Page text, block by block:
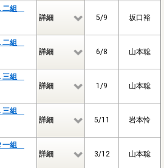
二組
詳細 5/9 坂口裕
二組
詳細 6/8 山本聡
三組
詳細 1/9 山本聡
三組
詳細 5/11 岩本怜
一組
詳細 3/12 山本聡